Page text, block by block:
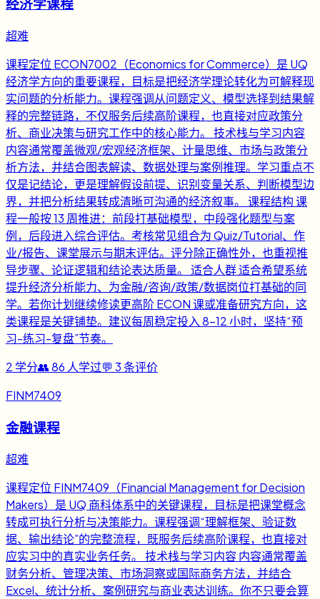
经济学课程
超难
课程定位 ECON7002（Economics for Commerce）是 UQ
经济学方向的重要课程，目标是把经济学理论转化为可解释现
实问题的分析能力。课程强调从问题定义、模型选择到结果解
释的完整链路，不仅服务后续高阶课程，也直接对应政策分
析、商业决策与研究工作中的核心能力。 技术栈与学习内容
内容通常覆盖微观/宏观经济框架、计量思维、市场与政策分
析方法，并结合图表解读、数据处理与案例推理。学习重点不
仅是记结论，更是理解假设前提、识别变量关系、判断模型边
界，并把分析结果转成清晰可沟通的经济叙事。 课程结构 课
程一般按 13 周推进：前段打基础模型，中段强化题型与案
例，后段进入综合评估。考核常见组合为 Quiz/Tutorial、作
业/报告、课堂展示与期末评估。评分除正确性外，也重视推
导步骤、论证逻辑和结论表达质量。 适合人群 适合希望系统
提升经济分析能力、为金融/咨询/政策/数据岗位打基础的同
学。若你计划继续修读更高阶 ECON 课或准备研究方向，这
类课程是关键铺垫。建议每周稳定投入 8-12 小时，坚持“预
习-练习-复盘”节奏。
2 学分👥86 人学过💬 3条评价
FINM7409
金融课程
超难
课程定位 FINM7409（Financial Management for Decision
Makers）是 UQ 商科体系中的关键课程，目标是把课堂概念
转成可执行分析与决策能力。课程强调“理解框架、验证数
据、输出结论”的完整流程，既服务后续高阶课程，也直接对
应实习中的真实业务任务。 技术栈与学习内容 内容通常覆盖
财务分析、管理决策、市场洞察或国际商务方法，并结合
Excel、统计分析、案例研究与商业表达训练。你不只要会算